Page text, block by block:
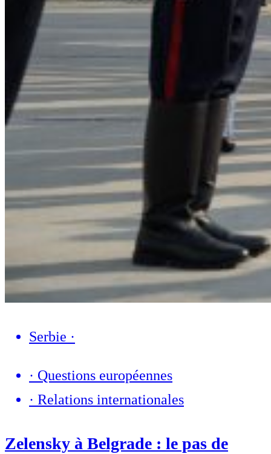
Serbie ·
· Questions européennes
· Relations internationales
Zelensky à Belgrade : le pas de